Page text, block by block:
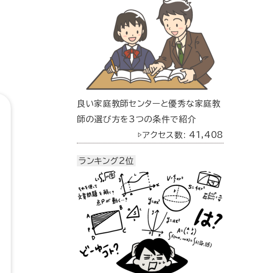
良い家庭教師センターと優秀な家庭教
師の選び方を3つの条件で紹介
▷アクセス数: 41,408
ランキング2位